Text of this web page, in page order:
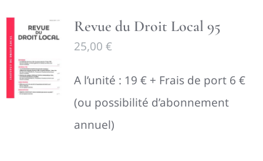
Revue du Droit Local 95
25,00 €
A l’unité : 19 € + Frais de port 6 €
(ou possibilité d’abonnement
annuel)